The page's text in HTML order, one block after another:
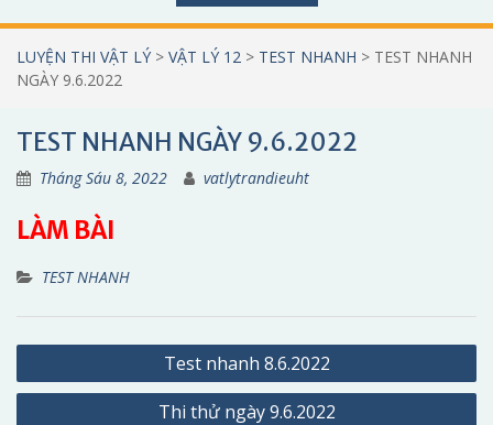
LUYỆN THI VẬT LÝ > VẬT LÝ 12 > TEST NHANH > TEST NHANH
NGÀY 9.6.2022
TEST NHANH NGÀY 9.6.2022
Tháng Sáu 8, 2022 vatlytrandieuht
LÀM BÀI
TEST NHANH
Điều
hướng
Test nhanh 8.6.2022
Thi thử ngày 9.6.2022